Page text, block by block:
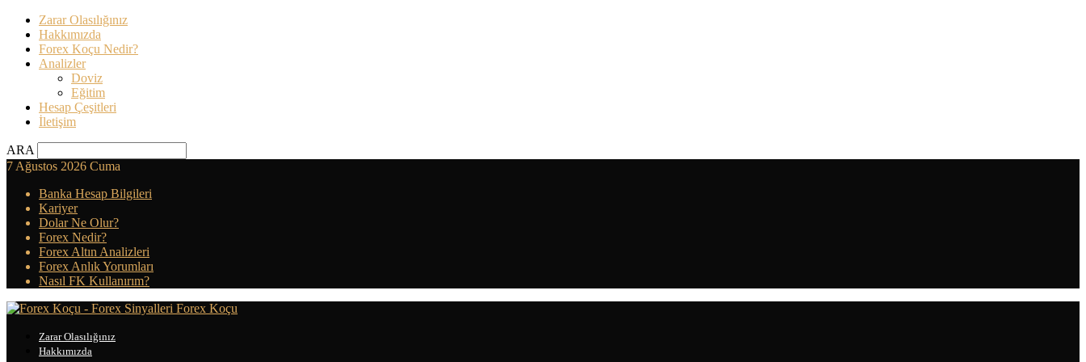
Zarar Olasılığınız
Hakkımızda
Forex Koçu Nedir?
Analizler
Doviz
Eğitim
Hesap Çeşitleri
İletişim
ARA
7 Ağustos 2026 Cuma
Banka Hesap Bilgileri
Kariyer
Dolar Ne Olur?
Forex Nedir?
Forex Altın Analizleri
Forex Anlık Yorumları
Nasıl FK Kullanırım?
Forex Koçu
Zarar Olasılığınız
Hakkımızda